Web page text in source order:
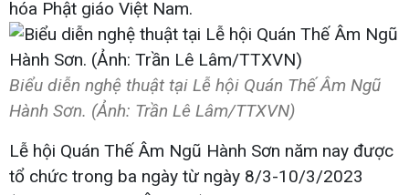
hóa Phật giáo Việt Nam.
Biểu diễn nghệ thuật tại Lễ hội Quán Thế Âm Ngũ
Hành Sơn. (Ảnh: Trần Lê Lâm/TTXVN)
Lễ hội Quán Thế Âm Ngũ Hành Sơn năm nay được
tổ chức trong ba ngày từ ngày 8/3-10/3/2023